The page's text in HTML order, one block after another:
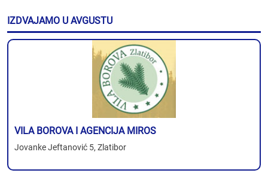
IZDVAJAMO U AVGUSTU
VILA BOROVA I AGENCIJA MIROS
Jovanke Jeftanović 5, Zlatibor